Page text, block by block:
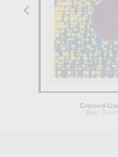
Crossed
Alex Dunn